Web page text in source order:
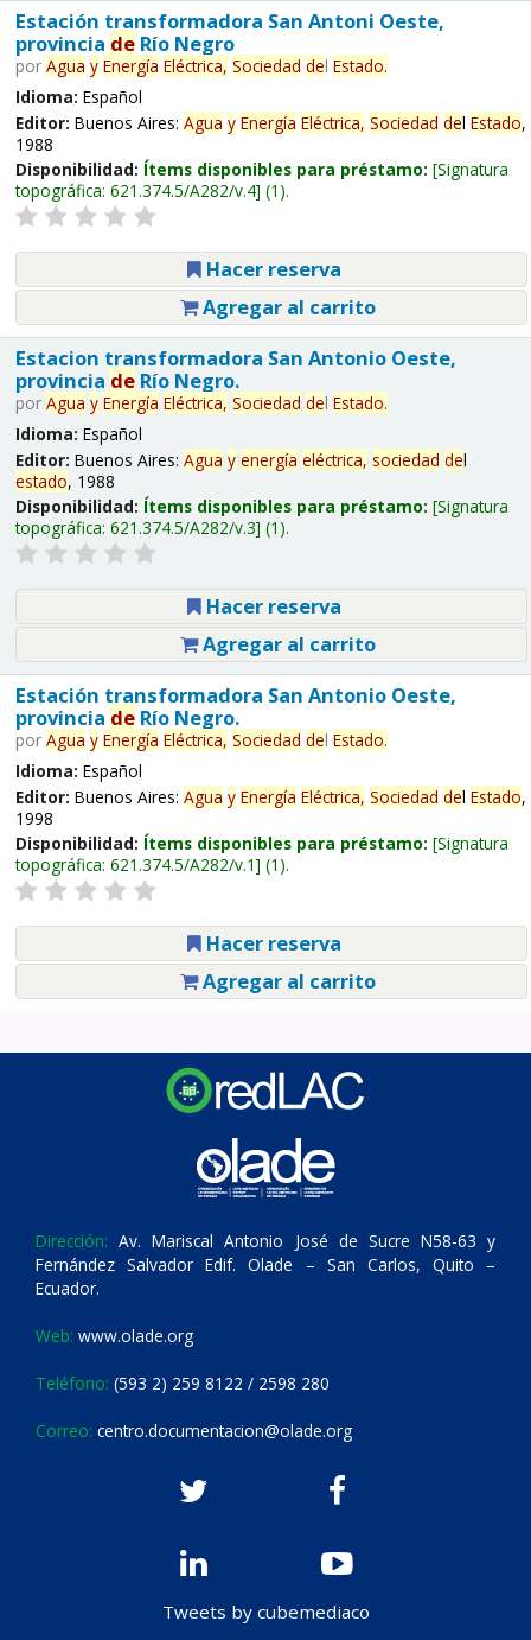
Estación transformadora San Antoni Oeste,
provincia deRío Negro
por Agua y Energía Eléctrica, Sociedad del Estado.
Idioma: Español
Editor: Buenos Aires: Agua y Energía Eléctrica, Sociedad del Estado,
1988
Disponibilidad: Ítems disponibles para préstamo: Signatura
topográfica: 621.374.5/A282/v.4 (1).
Hacer reserva
Agregar al carrito
Estacion transformadora San Antonio Oeste,
provincia deRío Negro.
por Agua y Energía Eléctrica, Sociedad del Estado.
Idioma: Español
Editor: Buenos Aires: Agua y energía eléctrica, sociedad del
estado, 1988
Disponibilidad: Ítems disponibles para préstamo: Signatura
topográfica: 621.374.5/A282/v.3 (1).
Hacer reserva
Agregar al carrito
Estación transformadora San Antonio Oeste,
provincia deRío Negro.
por Agua y Energía Eléctrica, Sociedad del Estado.
Idioma: Español
Editor: Buenos Aires: Agua y Energía Eléctrica, Sociedad del Estado,
1998
Disponibilidad: Ítems disponibles para préstamo: Signatura
topográfica: 621.374.5/A282/v.1 (1).
Hacer reserva
Agregar al carrito
Dirección: Av. Mariscal Antonio José de Sucre N58-63 y
Fernández Salvador Edif. Olade – San Carlos, Quito –
Ecuador.
Web: www.olade.org
Teléfono: (593 2) 259 8122 / 2598 280
Correo: centro.documentacion@olade.org
Tweets by cubemediaco